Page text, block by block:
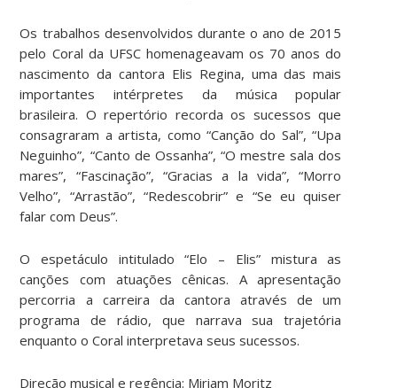
Os trabalhos desenvolvidos durante o ano de 2015
pelo Coral da UFSC homenageavam os 70 anos do
nascimento da cantora Elis Regina, uma das mais
importantes intérpretes da música popular
brasileira. O repertório recorda os sucessos que
consagraram a artista, como “Canção do Sal”, “Upa
Neguinho”, “Canto de Ossanha”, “O mestre sala dos
mares”, “Fascinação”, “Gracias a la vida”, “Morro
Velho”, “Arrastão”, “Redescobrir” e “Se eu quiser
falar com Deus”.
O espetáculo intitulado “Elo – Elis” mistura as
canções com atuações cênicas. A apresentação
percorria a carreira da cantora através de um
programa de rádio, que narrava sua trajetória
enquanto o Coral interpretava seus sucessos.
Direção musical e regência: Miriam Moritz